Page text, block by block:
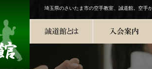
埼玉県のさいたま市の空手教室、誠道館。空手